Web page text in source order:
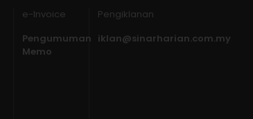
e-Invoice
Pengumuman
Memo
Pengiklanan
iklan@sinarharian.com.my